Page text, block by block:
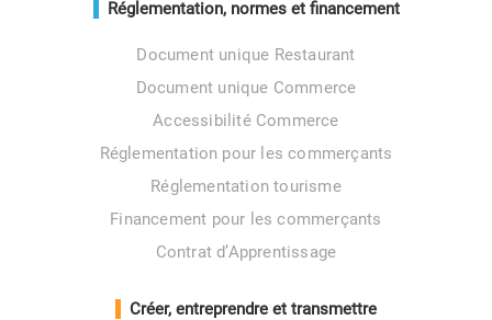
Réglementation, normes et financement
Document unique Restaurant
Document unique Commerce
Accessibilité Commerce
Réglementation pour les commerçants
Réglementation tourisme
Financement pour les commerçants
Contrat d’Apprentissage
Créer, entreprendre et transmettre